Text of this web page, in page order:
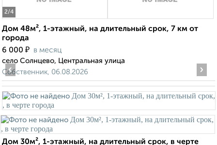
2/4
Дом 48м², 1-этажный, на длительный срок, 7 км от
города
6 000 ₽ в месяц
село Солнцево, Центральная улица
Собственник, 06.08.2026
‹ ›
Дом 30м², 1-этажный, на длительный срок, в черте